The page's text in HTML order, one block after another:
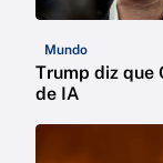
Mundo
Trump diz que
de IA